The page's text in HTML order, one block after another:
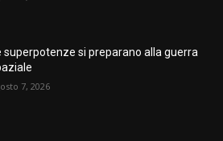
superpotenze si preparano alla guerra
7, 2026